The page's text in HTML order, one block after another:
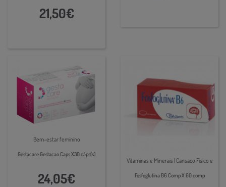
21,50€
Bem-estar feminino
Gestacare Gestacao Caps X30 cáps(s)
24,05€
Vitaminas e Minerais | Cansaço Físico e
Fosfoglutina B6 Comp X 60 comp